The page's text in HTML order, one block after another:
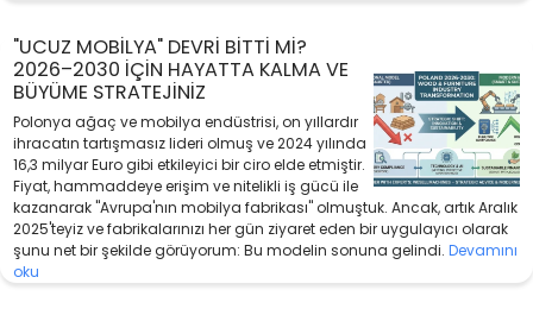
"UCUZ MOBILYA" DEVRI BITTI MI?
2026–2030 İÇIN HAYATTA KALMA VE
BÜYÜME STRATEJINIZ
Polonya ağaç ve mobilya endüstrisi, on yıllardır
ihracatın tartışmasız lideri olmuş ve 2024 yılında
16,3 milyar Euro gibi etkileyici bir ciro elde etmiştir.
Fiyat, hammaddeye erişim ve nitelikli iş gücü ile
kazanarak "Avrupa'nın mobilya fabrikası" olmuştuk. Ancak, artık Aralık
2025'teyiz ve fabrikalarınızı her gün ziyaret eden bir uygulayıcı olarak
şunu net bir şekilde görüyorum: Bu modelin sonuna gelindi. Devamını
oku